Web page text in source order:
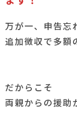
万が一、申告忘
追加徴収で多額
だからこそ
両親からの援助